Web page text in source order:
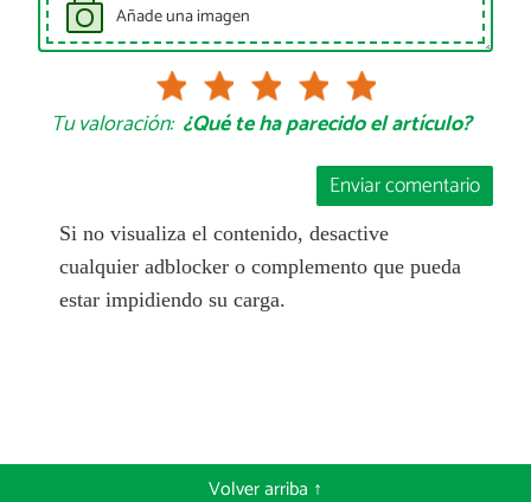
Añade una imagen
Tu valoración: ¿Qué te ha parecido el artículo?
Enviar comentario
Si no visualiza el contenido, desactive
cualquier adblocker o complemento que pueda
estar impidiendo su carga.
Volver arriba ↑